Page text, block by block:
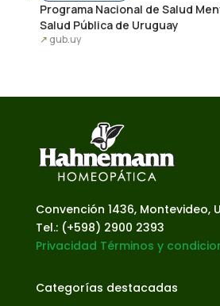
Programa Nacional de Salud
Salud Pública de Uruguay
gub.uy
Convención 1436, Montevideo,
Tel.: (+598) 2900 2393
Privacidad Términos y
Categorías destacadas